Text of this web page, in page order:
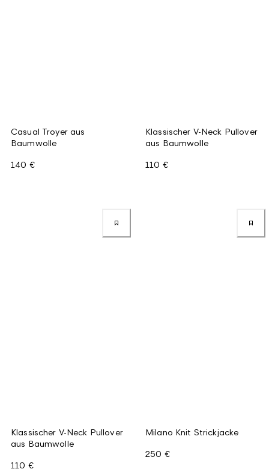
Casual Troyer aus
Baumwolle
140 €
Klassischer V-Neck Pullover
aus Baumwolle
110 €
Klassischer V-Neck Pullover
aus Baumwolle
110 €
Milano Knit Strickjacke
250 €